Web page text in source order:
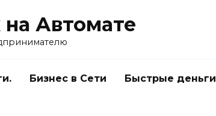
Автомате
Бизнес в Сети Быстрые деньги